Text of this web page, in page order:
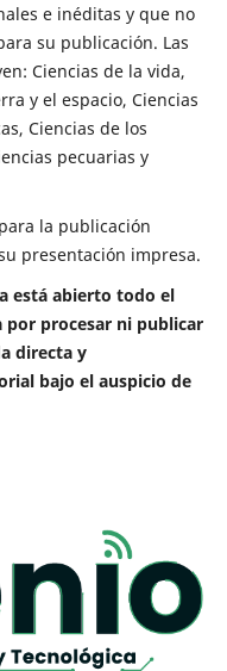
e inéditas y que no
su publicación. Las
Ciencias de la vida,
y el espacio, Ciencias
Ciencias de los
pecuarias y
para la publicación
presentación impresa.
está abierto todo el
por procesar ni publicar
directa y
bajo el auspicio de